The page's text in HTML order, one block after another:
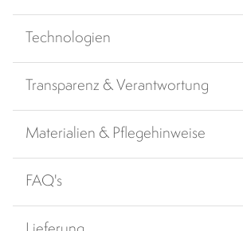
Technologien
Transparenz & Verantwortung
Materialien & Pflegehinweise
FAQ's